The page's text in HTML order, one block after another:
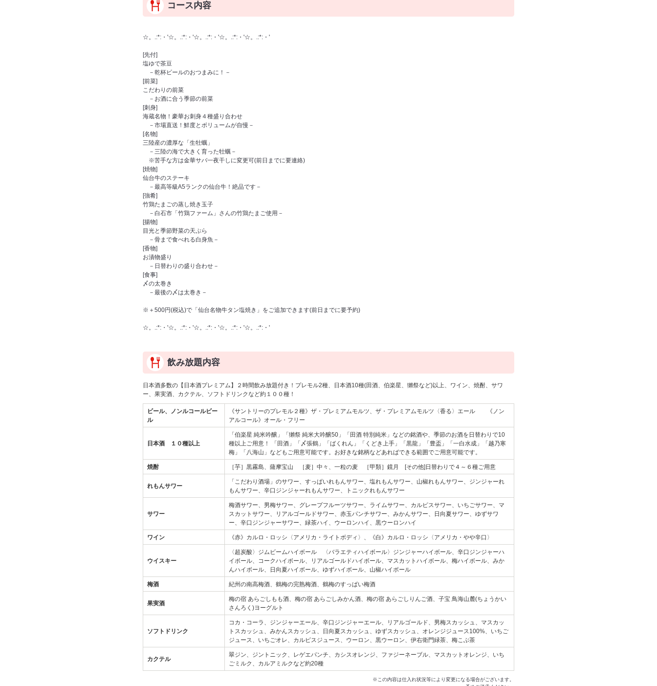
コース内容
☆。.:*:・'☆。.:*:・'☆。.:*:・'☆。.:*:・'☆。.:*:・'
[先付]
塩ゆで茶豆
－乾杯ビールのおつまみに！－
[前菜]
こだわりの前菜
－お酒に合う季節の前菜
[刺身]
海蔵名物！豪華お刺身４種盛り合わせ
－市場直送！鮮度とボリュームが自慢－
[名物]
三陸産の濃厚な「生牡蠣」
－三陸の海で大きく育った牡蠣－
※苦手な方は金華サバ一夜干しに変更可(前日までに要連絡)
[焼物]
仙台牛のステーキ
－最高等級A5ランクの仙台牛！絶品です－
[強肴]
竹鶏たまごの蒸し焼き玉子
－白石市「竹鶏ファーム」さんの竹鶏たまご使用－
[揚物]
目光と季節野菜の天ぷら
－骨まで食べれる白身魚－
[香物]
お漬物盛り
－日替わりの盛り合わせ－
[食事]
〆の太巻き
－最後の〆は太巻き－
※＋500円(税込)で「仙台名物牛タン塩焼き」をご追加できます(前日までに要予約)
☆。.:*:・'☆。.:*:・'☆。.:*:・'☆。.:*:・'☆。.:*:・'
飲み放題内容
日本酒多数の【日本酒プレミアム】２時間飲み放題付き！プレモル2種、日本酒10種(田酒、伯楽星、獺祭など)以上、ワイン、焼酎、サワ
ー、果実酒、カクテル、ソフトドリンクなど約１００種！
ビール、ノンルコールビー
ル
《サントリーのプレモル２種》ザ・プレミアムモルツ、ザ・プレミアムモルツ〈香る〉エール 《ノン
アルコール》オール・フリー
日本酒 １０種以上
「伯楽星 純米吟醸」「獺祭 純米大吟醸50」「田酒 特別純米」などの銘酒や、季節のお酒を日替わりで10
種以上ご用意！ 「田酒」「〆張鶴」「ばくれん」「くどき上手」「黒龍」「豊盃」「一白水成」「越乃寒
梅」「八海山」などもご用意可能です。お好きな銘柄などあればできる範囲でご用意可能です。
焼酎 ［芋］黒霧島、薩摩宝山 ［麦］中々、一粒の麦 ［甲類］鏡月 [その他]日替わりで４～６種ご用意
れもんサワー
「こだわり酒場」のサワー、すっぱいれもんサワー、塩れもんサワー、山椒れもんサワー、ジンジャーれ
もんサワー、辛口ジンジャーれもんサワー、トニックれもんサワー
サワー
梅酒サワー、男梅サワー、グレープフルーツサワー、ライムサワー、カルピスサワー、いちごサワー、マ
スカットサワー、リアルゴールドサワー、赤玉パンチサワー、みかんサワー、日向夏サワー、ゆずサワ
ー、辛口ジンジャーサワー、緑茶ハイ、ウーロンハイ、黒ウーロンハイ
ワイン 《赤》カルロ・ロッシ〈アメリカ・ライトボディ〉、《白》カルロ・ロッシ〈アメリカ・やや辛口〉
ウイスキー
〈超炭酸〉ジムビームハイボール 〈バラエティハイボール〉ジンジャーハイボール、辛口ジンジャーハ
イボール、コークハイボール、リアルゴールドハイボール、マスカットハイボール、梅ハイボール、みか
んハイボール、日向夏ハイボール、ゆずハイボール、山椒ハイボール
梅酒 紀州の南高梅酒、鶴梅の完熟梅酒、鶴梅のすっぱい梅酒
果実酒
梅の宿 あらごしもも酒、梅の宿 あらごしみかん酒、梅の宿 あらごしりんご酒、子宝 鳥海山麓(ちょうかい
さんろく)ヨーグルト
ソフトドリンク
コカ・コーラ、ジンジャーエール、辛口ジンジャーエール、リアルゴールド、男梅スカッシュ、マスカッ
トスカッシュ、みかんスカッシュ、日向夏スカッシュ、ゆずスカッシュ、オレンジジュース100%、いちご
ジュース、いちごオレ、カルピスジュース、ウーロン、黒ウーロン、伊右衛門緑茶、梅こぶ茶
カクテル
翠ジン、ジントニック、レゲエパンチ、カシスオレンジ、ファジーネーブル、マスカットオレンジ、いち
ごミルク、カルアミルクなど約20種
※この内容は仕入れ状況等により変更になる場合がございます。